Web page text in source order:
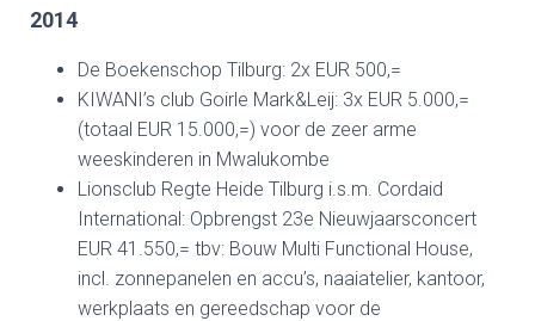
2014
De Boekenschop Tilburg: 2x EUR 500,=
KIWANI’s club Goirle Mark&Leij: 3x EUR 5.000,=
(totaal EUR 15.000,=) voor de zeer arme
weeskinderen in Mwalukombe
Lionsclub Regte Heide Tilburg i.s.m. Cordaid
International: Opbrengst 23e Nieuwjaarsconcert
EUR 41.550,= tbv: Bouw Multi Functional House,
incl. zonnepanelen en accu’s, naaiatelier, kantoor,
werkplaats en gereedschap voor de